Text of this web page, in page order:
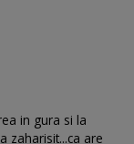
in gura si la
zaharisit...ca are